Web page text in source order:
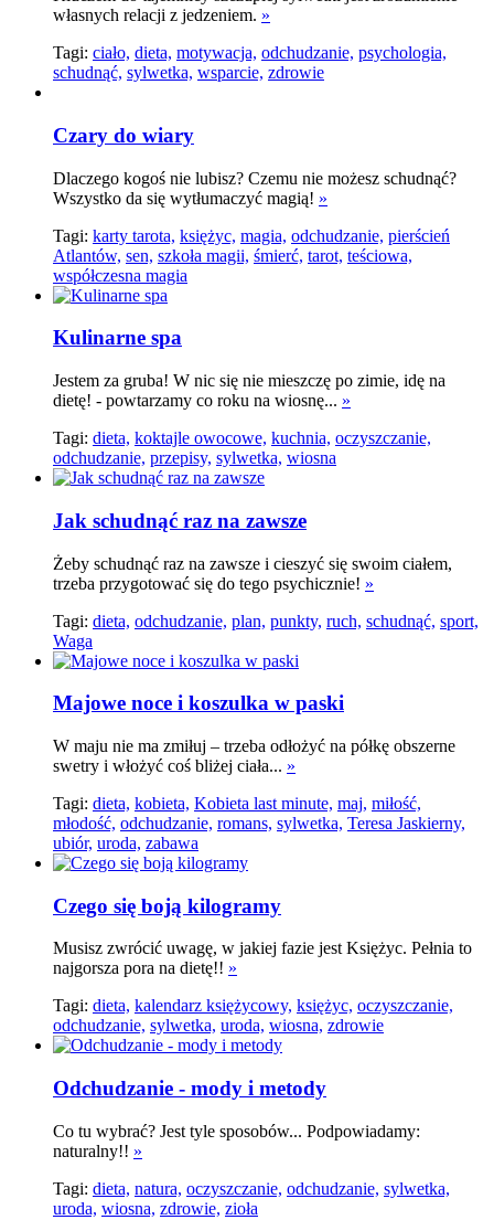
własnych relacji z jedzeniem. »
Tagi: ciało, dieta, motywacja, odchudzanie, psychologia,
schudnąć, sylwetka, wsparcie, zdrowie
Czary do wiary
Dlaczego kogoś nie lubisz? Czemu nie możesz schudnąć?
Wszystko da się wytłumaczyć magią! »
Tagi: karty tarota, księżyc, magia, odchudzanie, pierścień
Atlantów, sen, szkoła magii, śmierć, tarot, teściowa,
współczesna magia
Kulinarne spa
Jestem za gruba! W nic się nie mieszczę po zimie, idę na
dietę! - powtarzamy co roku na wiosnę... »
Tagi: dieta, koktajle owocowe, kuchnia, oczyszczanie,
odchudzanie, przepisy, sylwetka, wiosna
Jak schudnąć raz na zawsze
Żeby schudnąć raz na zawsze i cieszyć się swoim ciałem,
trzeba przygotować się do tego psychicznie! »
Tagi: dieta, odchudzanie, plan, punkty, ruch, schudnąć, sport,
Waga
Majowe noce i koszulka w paski
W maju nie ma zmiłuj – trzeba odłożyć na półkę obszerne
swetry i włożyć coś bliżej ciała... »
Tagi: dieta, kobieta, Kobieta last minute, maj, miłość,
młodość, odchudzanie, romans, sylwetka, Teresa Jaskierny,
ubiór, uroda, zabawa
Czego się boją kilogramy
Musisz zwrócić uwagę, w jakiej fazie jest Księżyc. Pełnia to
najgorsza pora na dietę!! »
Tagi: dieta, kalendarz księżycowy, księżyc, oczyszczanie,
odchudzanie, sylwetka, uroda, wiosna, zdrowie
Odchudzanie - mody i metody
Co tu wybrać? Jest tyle sposobów... Podpowiadamy:
naturalny!! »
Tagi: dieta, natura, oczyszczanie, odchudzanie, sylwetka,
uroda, wiosna, zdrowie, zioła